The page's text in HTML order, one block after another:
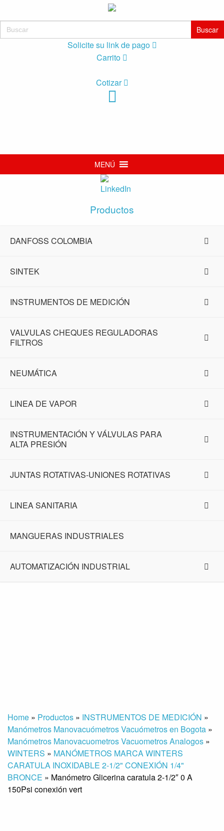
Buscar:
Solicite su link de pago
Carrito
Cotizar
MENÚ
Productos
DANFOSS COLOMBIA
SINTEK
INSTRUMENTOS DE MEDICIÓN
VALVULAS CHEQUES REGULADORAS
FILTROS
NEUMÁTICA
LINEA DE VAPOR
INSTRUMENTACIÓN Y VÁLVULAS PARA
ALTA PRESIÓN
JUNTAS ROTATIVAS-UNIONES ROTATIVAS
LINEA SANITARIA
MANGUERAS INDUSTRIALES
AUTOMATIZACIÓN INDUSTRIAL
Home » Productos » INSTRUMENTOS DE MEDICIÓN »
Manómetros Manovacuómetros Vacuómetros en Bogota »
Manómetros Manovacuometros Vacuometros Analogos »
WINTERS » MANÓMETROS MARCA WINTERS
CARATULA INOXIDABLE 2-1/2" CONEXIÓN 1/4"
BRONCE » Manómetro Glicerina caratula 2-1/2″ 0 A
150Psi conexión vert